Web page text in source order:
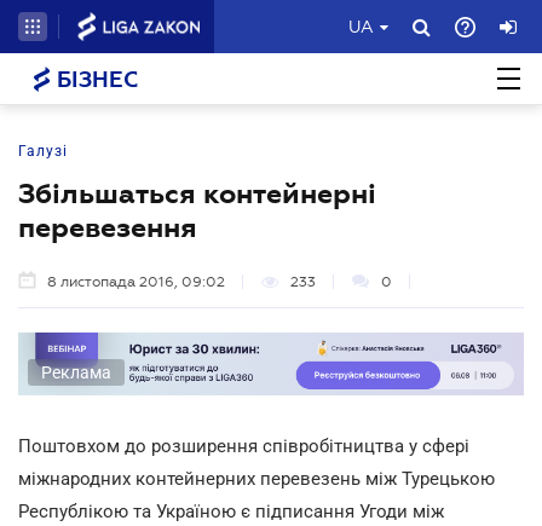
UA
БІЗНЕС
Галузі
Збільшаться контейнерні
перевезення
8 листопада 2016, 09:02 233 0
Реклама
Поштовхом до розширення співробітництва у сфері
міжнародних контейнерних перевезень між Турецькою
Республікою та Україною є підписання Угоди між